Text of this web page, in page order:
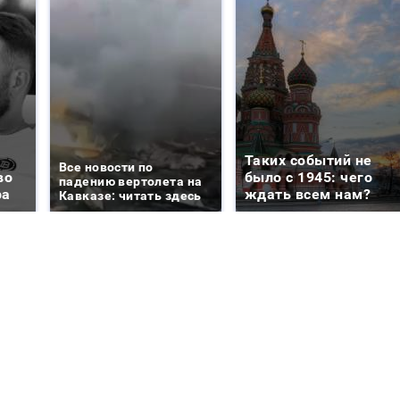
Все новости по
падению вертолета на
Кавказе: читать здесь
Таких событий не
было с 1945: чего
ждать всем нам?